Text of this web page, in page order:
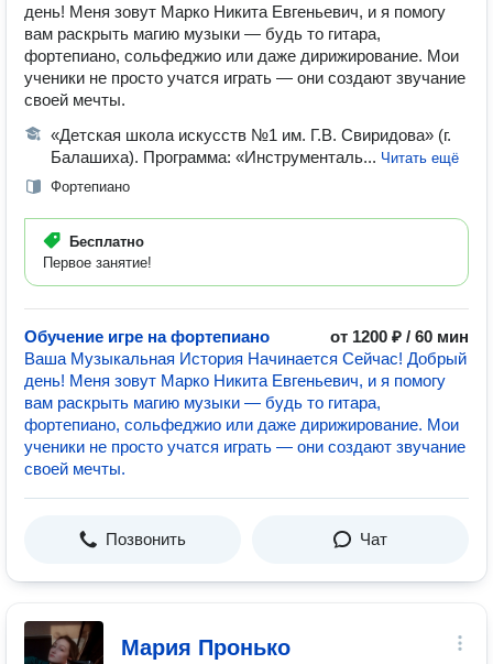
день! Меня зовут Марко Никита Евгеньевич, и я помогу
вам раскрыть магию музыки — будь то гитара,
фортепиано, сольфеджио или даже дирижирование. Мои
ученики не просто учатся играть — они создают звучание
своей мечты.
«Детская школа искусств №1 им. Г.В. Свиридова» (г.
Балашиха). Программа: «Инструменталь... Читать ещё
Фортепиано
Бесплатно
Первое занятие!
Обучение игре на фортепиано
от 1200 ₽ / 60 мин
Ваша Музыкальная История Начинается Сейчас! Добрый
день! Меня зовут Марко Никита Евгеньевич, и я помогу
вам раскрыть магию музыки — будь то гитара,
фортепиано, сольфеджио или даже дирижирование. Мои
ученики не просто учатся играть — они создают звучание
своей мечты.
Позвонить Чат
Мария Пронько